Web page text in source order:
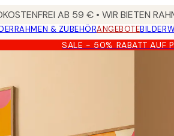
AB 59 € • WIR BIETEN
RAHMEN & ZUBEHÖRANGEBOTE
SALE - 50% RABATT AUF